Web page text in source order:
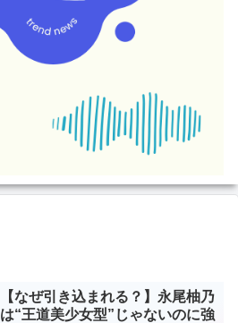
【なぜ引き込まれる？】永尾柚乃
は“王道美少女型”じゃないのに強